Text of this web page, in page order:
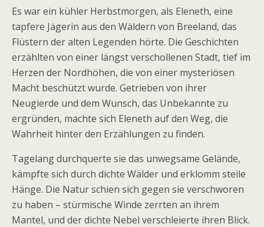
Es war ein kühler Herbstmorgen, als Eleneth, eine
tapfere Jägerin aus den Wäldern von Breeland, das
Flüstern der alten Legenden hörte. Die Geschichten
erzählten von einer längst verschollenen Stadt, tief im
Herzen der Nordhöhen, die von einer mysteriösen
Macht beschützt wurde. Getrieben von ihrer
Neugierde und dem Wunsch, das Unbekannte zu
ergründen, machte sich Eleneth auf den Weg, die
Wahrheit hinter den Erzählungen zu finden.
Tagelang durchquerte sie das unwegsame Gelände,
kämpfte sich durch dichte Wälder und erklomm steile
Hänge. Die Natur schien sich gegen sie verschworen
zu haben – stürmische Winde zerrten an ihrem
Mantel, und der dichte Nebel verschleierte ihren Blick.